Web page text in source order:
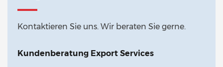
Kontaktieren Sie uns. Wir beraten Sie gerne.
Kundenberatung Export Services